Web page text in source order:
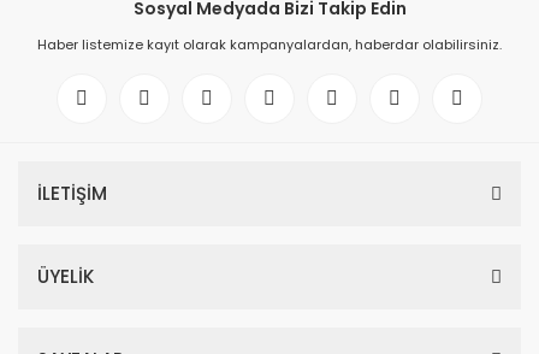
Sosyal Medyada Bizi Takip Edin
Haber listemize kayıt olarak kampanyalardan, haberdar olabilirsiniz.
İLETİŞİM
ÜYELİK